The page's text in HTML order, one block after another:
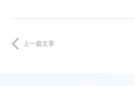
上一篇文章